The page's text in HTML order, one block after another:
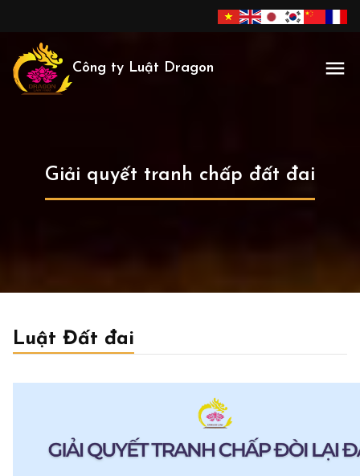
Công ty Luật Dragon
Giải quyết tranh chấp đất đai
Luật Đất đai